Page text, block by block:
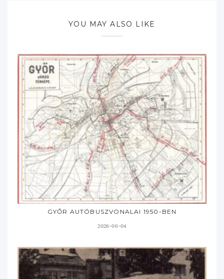
YOU MAY ALSO LIKE
GYŐR AUTÓBUSZVONALAI 1950-BEN
2026-06-04